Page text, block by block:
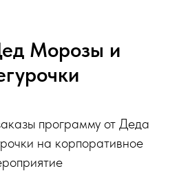
Морозы и
программу от Деда
на корпоративное